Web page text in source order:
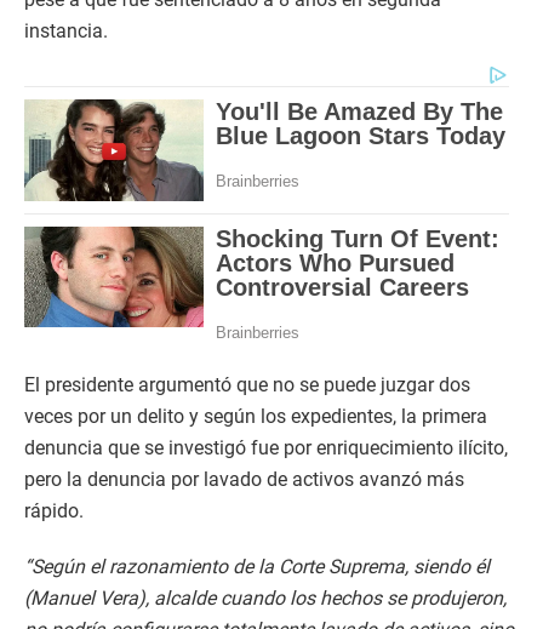
instancia.
El presidente argumentó que no se puede juzgar dos
veces por un delito y según los expedientes, la primera
denuncia que se investigó fue por enriquecimiento ilícito,
pero la denuncia por lavado de activos avanzó más
rápido.
“Según el razonamiento de la Corte Suprema, siendo él
(Manuel Vera), alcalde cuando los hechos se produjeron,